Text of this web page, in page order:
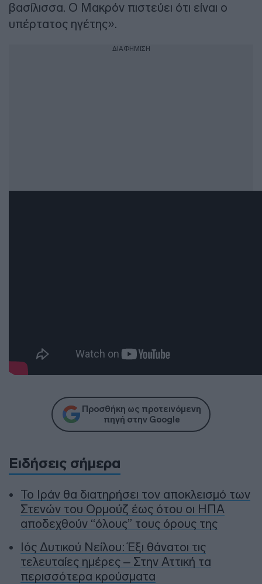
βασίλισσα. Ο Μακρόν πιστεύει ότι είναι ο
υπέρτατος ηγέτης».
ΔΙΑΦΗΜΙΣΗ
Προσθήκη ως προτεινόμενη
πηγή στην Google
Ειδήσεις σήμερα
To Ιράν θα διατηρήσει τον αποκλεισμό των
Στενών του Ορμούζ έως ότου οι ΗΠΑ
αποδεχθούν “όλους” τους όρους της
Ιός Δυτικού Νείλου: Έξι θάνατοι τις
τελευταίες ημέρες – Στην Αττική τα
περισσότερα κρούσματα